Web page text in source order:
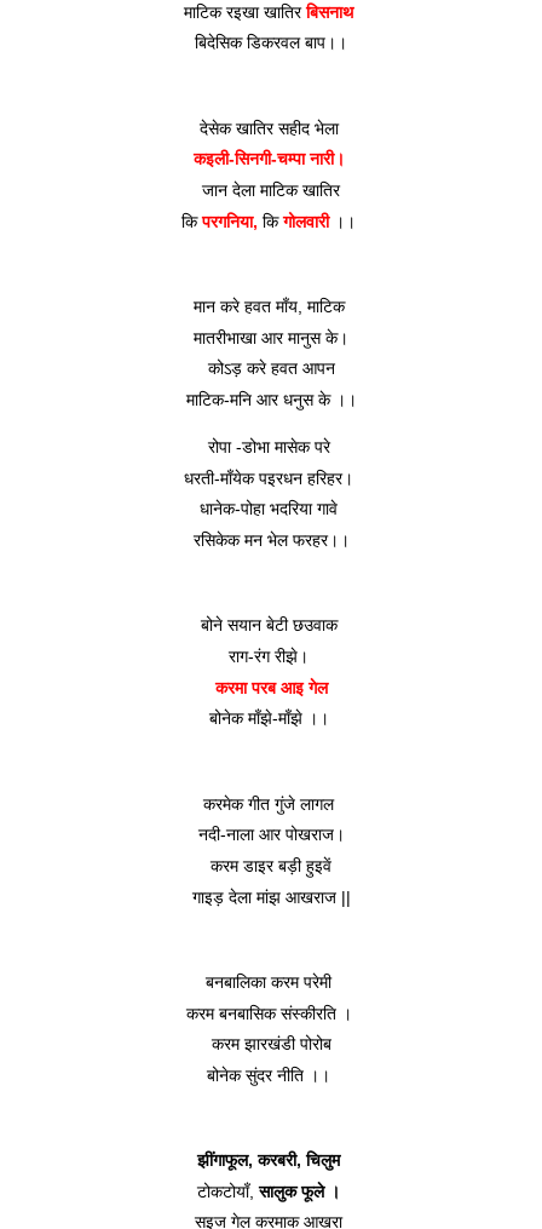
माटिक रइखा खातिर बिसनाथ
बिदेसिक डिकरवल बाप।।
देसेक खातिर सहीद भेला
कइली-सिनगी-चम्पा नारी।
जान देला माटिक खातिर
कि परगनिया, कि गोलवारी ।।
मान करे हवत माँय, माटिक
मातरीभाखा आर मानुस के।
कोऽड़ करे हवत आपन
माटिक-मनि आर धनुस के ।।
रोपा -डोभा मासेक परे
धरती-माँयेक पइरधन हरिहर।
धानेक-पोहा भदरिया गावे
रसिकेक मन भेल फरहर।।
बोने सयान बेटी छउवाक
राग-रंग रीझे।
करमा परब आइ गेल
बोनेक माँझे-माँझे ।।
करमेक गीत गुंजे लागल
नदी-नाला आर पोखराज।
करम डाइर बड़ी हुइवें
गाइड़ देला मांझ आखराज ||
बनबालिका करम परेमी
करम बनबासिक संस्कीरति ।
करम झारखंडी पोरोब
बोनेक सुंदर नीति ।।
झींगाफूल, करबरी, चिलुम
टोकटोयाँ, सालुक फूले ।
सइज गेल करमाक आखरा